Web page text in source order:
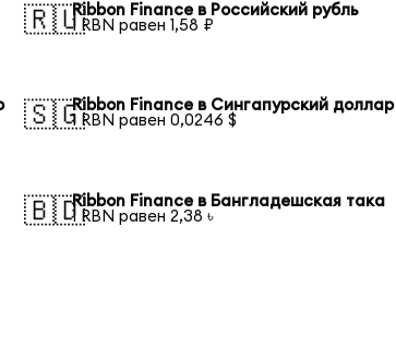
🇷🇺Ribbon Finance в Российский рубль
1 RBN равен 1,58 ₽
🇸🇬Ribbon Finance в Сингапурский доллар
1 RBN равен 0,0246 $
🇧🇩Ribbon Finance в Бангладешская така
1 RBN равен 2,38 ৳